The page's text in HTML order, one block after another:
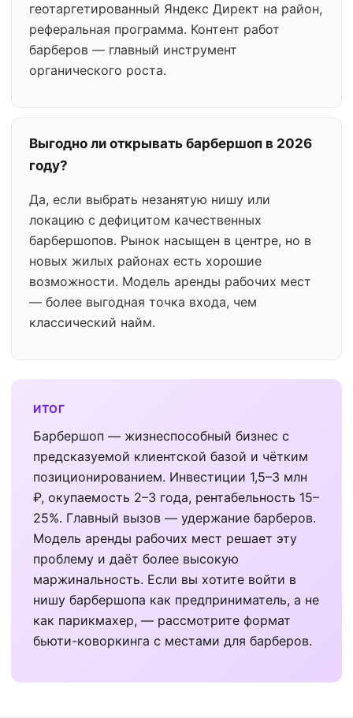
геотаргетированный Яндекс Директ на район,
реферальная программа. Контент работ
барберов — главный инструмент
органического роста.
Выгодно ли открывать барбершоп в 2026
году?
Да, если выбрать незанятую нишу или
локацию с дефицитом качественных
барбершопов. Рынок насыщен в центре, но в
новых жилых районах есть хорошие
возможности. Модель аренды рабочих мест
— более выгодная точка входа, чем
классический найм.
ИТОГ
Барбершоп — жизнеспособный бизнес с
предсказуемой клиентской базой и чётким
позиционированием. Инвестиции 1,5–3 млн
₽, окупаемость 2–3 года, рентабельность 15–
25%. Главный вызов — удержание барберов.
Модель аренды рабочих мест решает эту
проблему и даёт более высокую
маржинальность. Если вы хотите войти в
нишу барбершопа как предприниматель, а не
как парикмахер, — рассмотрите формат
бьюти-коворкинга с местами для барберов.